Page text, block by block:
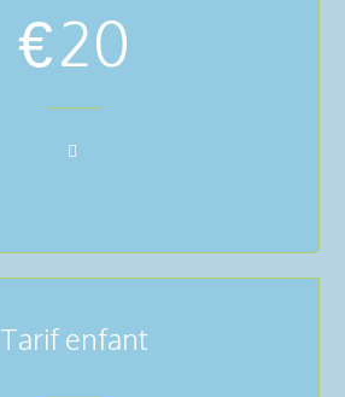
€20
Tarif enfant